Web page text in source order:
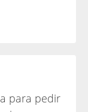
para pedir